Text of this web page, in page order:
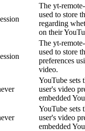
The yt-
used to store
regarding
on their
The yt-
used to store
preferences
video.
YouTube sets
user's video
embedded
YouTube sets
user's video
embedded